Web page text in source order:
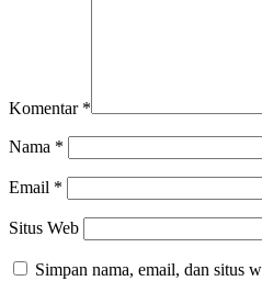
Komentar *
Nama *
Email *
Situs Web
Simpan nama, email, dan situs